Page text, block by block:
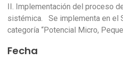
II. Implementación del proceso
sistémica. Se implementa en el
categoría “Potencial Micro,
Fecha